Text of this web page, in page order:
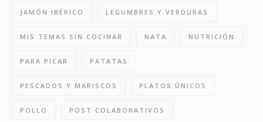
JAMÓN IBÉRICO LEGUMBRES Y VERDURAS
MIS TEMAS SIN COCINAR NATA NUTRICIÓN
PARA PICAR PATATAS
PESCADOS Y MARISCOS PLATOS ÚNICOS
POLLO POST COLABORATIVOS